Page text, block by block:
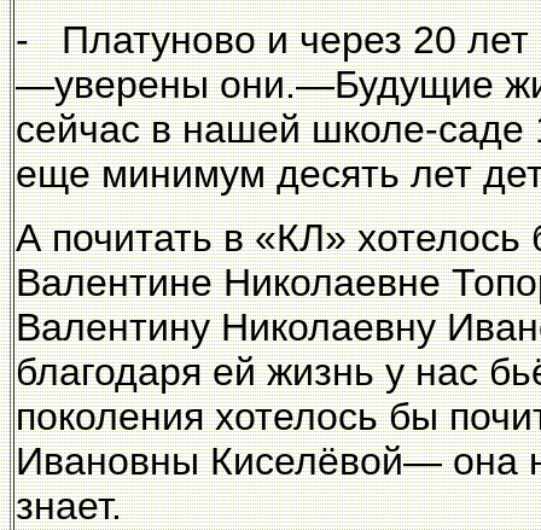
- Платуново и через 20
—уверены они.—Будущие
сейчас в нашей школе-
еще минимум десять лет
А почитать в «КЛ»
Валентине Николаевне
Валентину Николаевну
благодаря ей жизнь у нас
поколения хотелось бы
Ивановны Киселёвой— она
знает.